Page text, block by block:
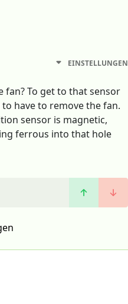
EINSTELLUNGEN
fan? To get to that sensor
have to remove the fan.
sensor is magnetic,
ferrous into that hole